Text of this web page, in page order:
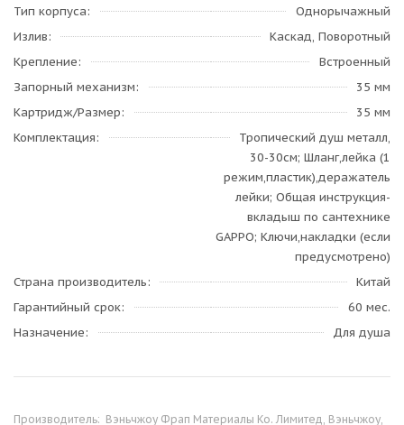
Тип корпуса
Однорычажный
Излив
Каскад, Поворотный
Крепление
Встроенный
Запорный механизм
35 мм
Картридж/Размер
35 мм
Комплектация
Тропический душ металл,
30-30см; Шланг,лейка (1
режим,пластик),деражатель
лейки; Общая инструкция-
вкладыш по сантехнике
GAPPO; Ключи,накладки (если
предусмотрено)
Страна производитель
Китай
Гарантийный срок
60 мес.
Назначение
Для душа
Производитель: Вэньчжоу Фрап Материалы Ко. Лимитед, Вэньчжоу,